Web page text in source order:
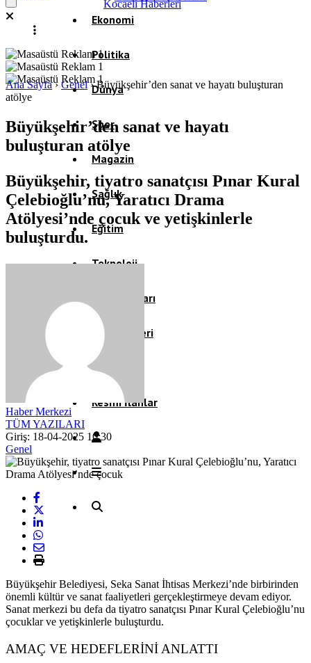
Ekonomi
Politika
Dünya
Spor
Magazin
Sağlık
Eğitim
Teknoloji
Köşe Yazıları
Video Galeri
Röportaj
Resmi İlanlar
Ana Sayfa› Genel›Büyükşehir’den sanat ve hayatı buluşturan
atölye
Büyükşehir’den sanat ve hayatı
buluşturan atölye
Büyükşehir, tiyatro sanatçısı Pınar Kural
Çelebioğlu’nu, Yaratıcı Drama
Atölyesi’nde çocuk ve yetişkinlerle
buluşturdu.
Haber Merkezi
TÜM YAZILARI
Giriş: 18-04-2025 10:30
Genel
Büyükşehir Belediyesi, Seka Sanat İhtisas Merkezi’nde birbirinden
önemli kültür ve sanat faaliyetleri gerçekleştirmeye devam ediyor.
Sanat merkezi bu defa da tiyatro sanatçısı Pınar Kural Çelebioğlu’nu
çocuklar ve yetişkinlerle buluşturdu.
AMAÇ VE HEDEFLERİNİ ANLATTI